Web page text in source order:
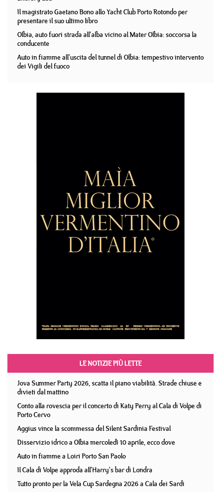
Il magistrato Gaetano Bono allo Yacht Club Porto Rotondo per
presentare il suo ultimo libro
Olbia, auto fuori strada all'alba vicino al Mater Olbia: soccorsa la
conducente
Auto in fiamme all'uscita del tunnel di Olbia: tempestivo intervento
dei Vigili del fuoco
LE NOTIZIE PIÙ LETTE
Jova Summer Party 2026, scatta il piano viabilità. Strade chiuse e
divieti dal mattino
Conto alla rovescia per il concerto di Katy Perry al Cala di Volpe di
Porto Cervo
Aggius vince la scommessa del Silent Sardinia Festival
Disservizio idrico a Olbia mercoledì 10 aprile, ecco dove
Auto in fiamme a Loiri Porto San Paolo
Il Cala di Volpe approda all'Harry's bar di Londra
Tutto pronto per la Vela Cup Sardegna 2026 a Cala dei Sardi